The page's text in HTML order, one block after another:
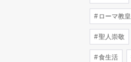
ローマ教皇
聖人崇敬
食生活